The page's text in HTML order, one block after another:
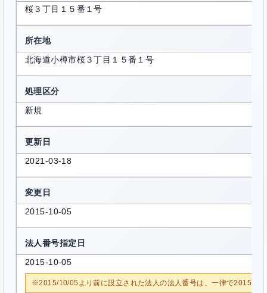
桜３丁目１５番１号
所在地
北海道小樽市桜３丁目１５番１号
処理区分
新規
更新日
2021-03-18
変更日
2015-10-05
法人番号指定日
2015-10-05
※2015/10/05より前に設立された法人の法人番号は、一律で2015/10/